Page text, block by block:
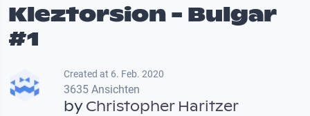
Kleztorsion - Bulgar
#1
Created at 6. Feb. 2020
3635 Ansichten
byChristopher Haritzer